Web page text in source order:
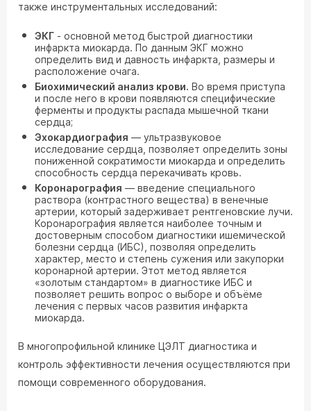
также инструментальных исследований:
ЭКГ - основной метод быстрой диагностики
инфаркта миокарда. По данным ЭКГ можно
определить вид и давность инфаркта, размеры и
расположение очага.
Биохимический анализ крови. Во время приступа
и после него в крови появляются специфические
ферменты и продукты распада мышечной ткани
сердца;
Эхокардиография — ультразвуковое
исследование сердца, позволяет определить зоны
пониженной сократимости миокарда и определить
способность сердца перекачивать кровь.
Коронарография — введение специального
раствора (контрастного вещества) в венечные
артерии, который задерживает рентгеновские лучи.
Коронарография является наиболее точным и
достоверным способом диагностики ишемической
болезни сердца (ИБС), позволяя определить
характер, место и степень сужения или закупорки
коронарной артерии. Этот метод является
«золотым стандартом» в диагностике ИБС и
позволяет решить вопрос о выборе и объёме
лечения с первых часов развития инфаркта
миокарда.
В многопрофильной клинике ЦЭЛТ диагностика и
контроль эффективности лечения осуществляются при
помощи современного оборудования.